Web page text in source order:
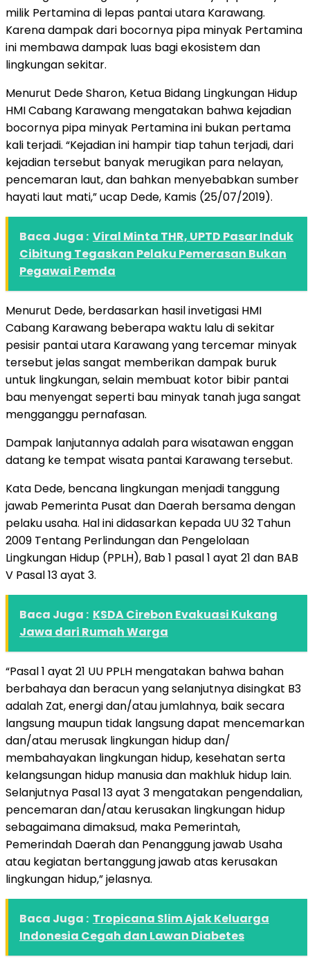
milik Pertamina di lepas pantai utara Karawang.
Karena dampak dari bocornya pipa minyak Pertamina
ini membawa dampak luas bagi ekosistem dan
lingkungan sekitar.
Menurut Dede Sharon, Ketua Bidang Lingkungan Hidup
HMI Cabang Karawang mengatakan bahwa kejadian
bocornya pipa minyak Pertamina ini bukan pertama
kali terjadi. “Kejadian ini hampir tiap tahun terjadi, dari
kejadian tersebut banyak merugikan para nelayan,
pencemaran laut, dan bahkan menyebabkan sumber
hayati laut mati,” ucap Dede, Kamis (25/07/2019).
Baca Juga : Viral Minta THR, UPTD Pasar Induk
Cibitung Tegaskan Pelaku Pemerasan Bukan
Pegawai Pemda
Menurut Dede, berdasarkan hasil invetigasi HMI
Cabang Karawang beberapa waktu lalu di sekitar
pesisir pantai utara Karawang yang tercemar minyak
tersebut jelas sangat memberikan dampak buruk
untuk lingkungan, selain membuat kotor bibir pantai
bau menyengat seperti bau minyak tanah juga sangat
mengganggu pernafasan.
Dampak lanjutannya adalah para wisatawan enggan
datang ke tempat wisata pantai Karawang tersebut.
Kata Dede, bencana lingkungan menjadi tanggung
jawab Pemerinta Pusat dan Daerah bersama dengan
pelaku usaha. Hal ini didasarkan kepada UU 32 Tahun
2009 Tentang Perlindungan dan Pengelolaan
Lingkungan Hidup (PPLH), Bab 1 pasal 1 ayat 21 dan BAB
V Pasal 13 ayat 3.
Baca Juga : KSDA Cirebon Evakuasi Kukang
Jawa dari Rumah Warga
“Pasal 1 ayat 21 UU PPLH mengatakan bahwa bahan
berbahaya dan beracun yang selanjutnya disingkat B3
adalah Zat, energi dan/atau jumlahnya, baik secara
langsung maupun tidak langsung dapat mencemarkan
dan/atau merusak lingkungan hidup dan/
membahayakan lingkungan hidup, kesehatan serta
kelangsungan hidup manusia dan makhluk hidup lain.
Selanjutnya Pasal 13 ayat 3 mengatakan pengendalian,
pencemaran dan/atau kerusakan lingkungan hidup
sebagaimana dimaksud, maka Pemerintah,
Pemerindah Daerah dan Penanggung jawab Usaha
atau kegiatan bertanggung jawab atas kerusakan
lingkungan hidup,” jelasnya.
Baca Juga : Tropicana Slim Ajak Keluarga
Indonesia Cegah dan Lawan Diabetes